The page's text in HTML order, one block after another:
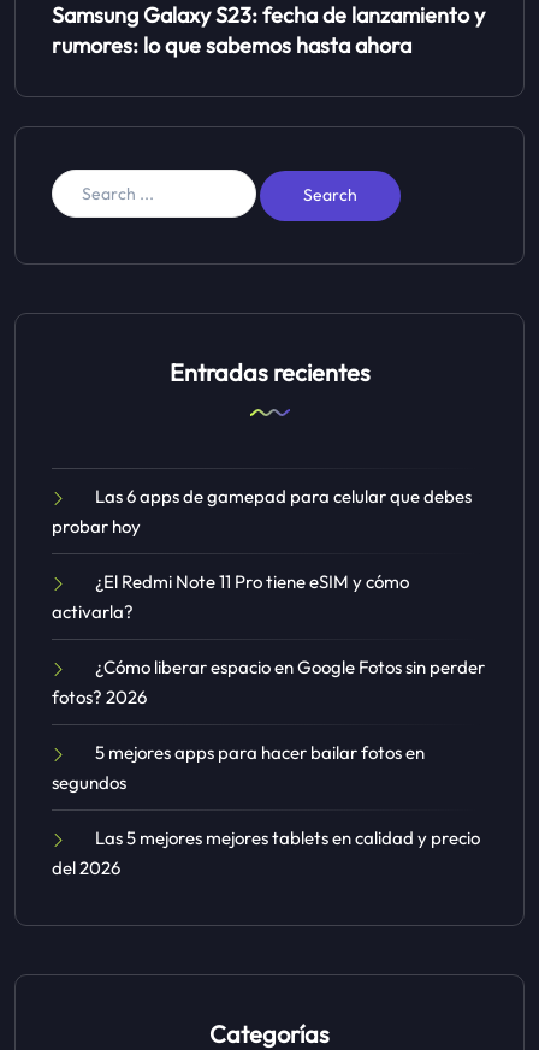
Samsung Galaxy S23: fecha de lanzamiento y
rumores: lo que sabemos hasta ahora
Entradas recientes
Las 6 apps de gamepad para celular que debes
probar hoy
¿El Redmi Note 11 Pro tiene eSIM y cómo
activarla?
¿Cómo liberar espacio en Google Fotos sin perder
fotos? 2026
5 mejores apps para hacer bailar fotos en
segundos
Las 5 mejores mejores tablets en calidad y precio
del 2026
Categorías